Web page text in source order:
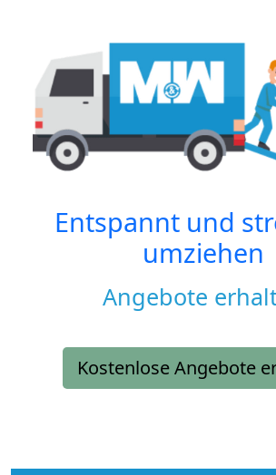
Entspannt und
umziehen
Angebote
Kostenlose Angebote